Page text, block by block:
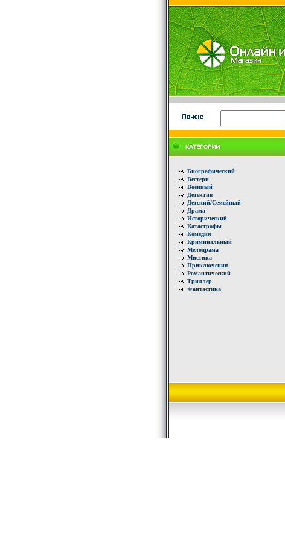
Биографический
Вестерн
Военный
Детектив
Детский/Семейный
Драма
Исторический
Катастрофы
Комедия
Криминальный
Мелодрама
Мистика
Приключения
Романтический
Триллер
Фантастика